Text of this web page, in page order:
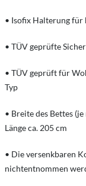
• Isofix Halterung für
• TÜV geprüfte
• TÜV geprüft für
Typ
• Breite des Bettes
Länge ca. 205 cm
• Die versenkbaren
nichtentnommen